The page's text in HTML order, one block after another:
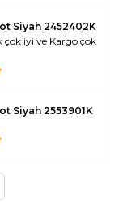
Siyah 2452402K
çok iyi ve Kargo çok
Siyah 2553901K